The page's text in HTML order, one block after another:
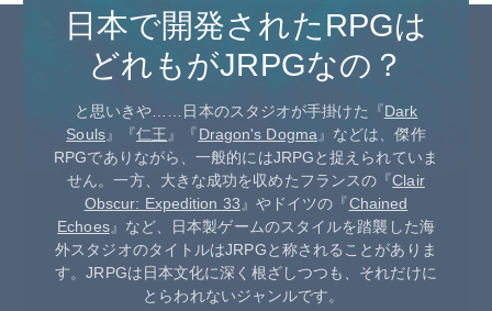
日本で開発されたRPGは
どれもがJRPGなの？
と思いきや……日本のスタジオが手掛けた『Dark
Souls』『仁王 』『Dragon's Dogma 』などは、傑作
RPGでありながら、一般的にはJRPGと捉えられていま
せん。一方、大きな成功を収めたフランスの『Clair
Obscur: Expedition 33 』やドイツの『Chained
Echoes』など、日本製ゲームのスタイルを踏襲した海
外スタジオのタイトルはJRPGと称されることがありま
す。JRPGは日本文化に深く根ざしつつも、それだけに
とらわれないジャンルです。